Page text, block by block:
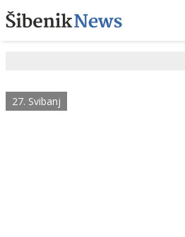
27. Svibanj